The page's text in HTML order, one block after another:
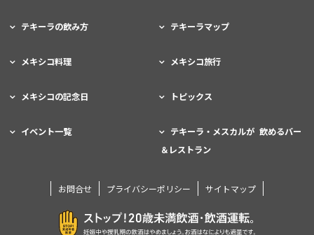
テキーラの飲み方 テキーラマップ
メキシコ料理 メキシコ旅行
メキシコの記念日 トピックス
イベント一覧
テキーラ・メスカルが 飲めるバー
＆レストラン
お問合せ プライバシーポリシー サイトマップ